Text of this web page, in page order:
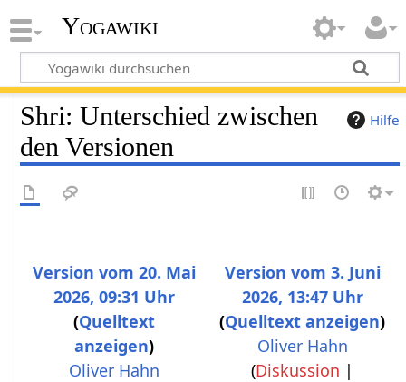
Yogawiki
Hilfe
Shri: Unterschied zwischen
den Versionen
Version vom 20. Mai
2026, 09:31 Uhr
Quelltext
anzeigen
Oliver Hahn
Version vom 3. Juni
2026, 13:47 Uhr
Quelltext anzeigen
Oliver Hahn
(Diskussion |